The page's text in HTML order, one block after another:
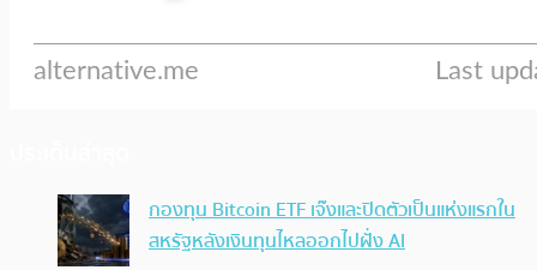
กองทุน Bitcoin ETF เจ๊งและปิดตัวเป็นแห่งแรกใน
สหรัฐหลังเงินทุนไหลออกไปฝั่ง AI